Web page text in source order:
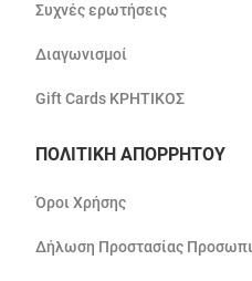
Συχνές ερωτήσεις
Διαγωνισμοί
Gift Cards ΚΡΗΤΙΚΟΣ
ΠΟΛΙΤΙΚΗ ΑΠΟΡΡΗΤΟΥ
Όροι Χρήσης
Δήλωση Προστασίας